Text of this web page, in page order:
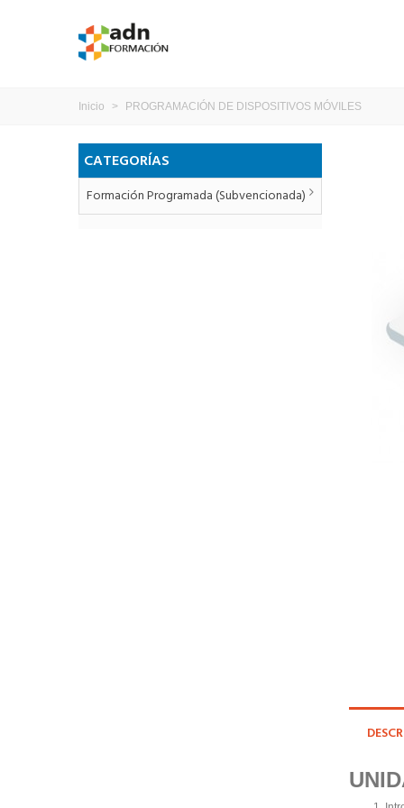
Inicio > PROGRAMACIÓN DE DISPOSITIVOS MÓVILES
CATEGORÍAS
Formación Programada (subvencionada)